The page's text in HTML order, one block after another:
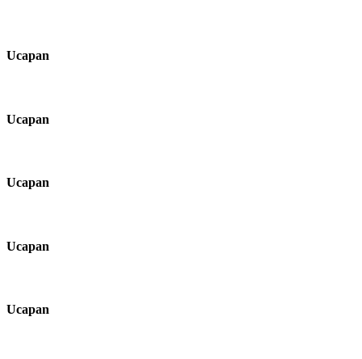
Ucapan
Ucapan
Ucapan
Ucapan
Ucapan